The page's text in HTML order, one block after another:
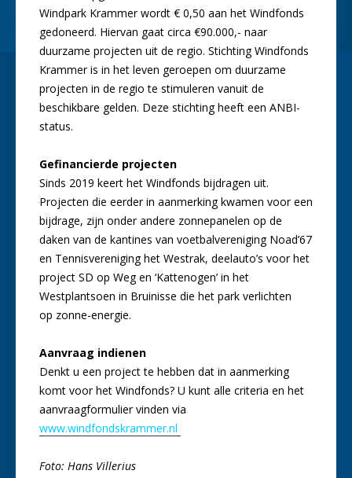
Windpark Krammer wordt € 0,50 aan het Windfonds
gedoneerd. Hiervan gaat circa €90.000,- naar
duurzame projecten uit de regio. Stichting Windfonds
Krammer is in het leven geroepen om duurzame
projecten in de regio te stimuleren vanuit de
beschikbare gelden. Deze stichting heeft een ANBI-
status.
Gefinancierde projecten
Sinds 2019 keert het Windfonds bijdragen uit.
Projecten die eerder in aanmerking kwamen voor een
bijdrage, zijn onder andere zonnepanelen op de
daken van de kantines van voetbalvereniging Noad’67
en Tennisvereniging het Westrak, deelauto’s voor het
project SD op Weg en ‘Kattenogen’ in het
Westplantsoen in Bruinisse die het park verlichten
op zonne-energie.
Aanvraag indienen
Denkt u een project te hebben dat in aanmerking
komt voor het Windfonds? U kunt alle criteria en het
aanvraagformulier vinden via
www.windfondskrammer.nl
Foto: Hans Villerius